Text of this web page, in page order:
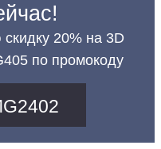
20% на 3D
по промокоду